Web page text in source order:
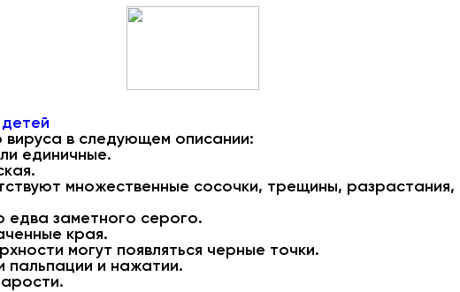
вируса в следующем описании:
единичные.
множественные сосочки, трещины, разрастания,
едва заметного серого.
края.
могут появляться черные точки.
и нажатии.